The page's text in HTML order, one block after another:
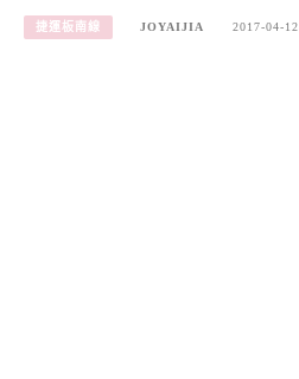
捷運板南線 JOYAIJIA 2017-04-12